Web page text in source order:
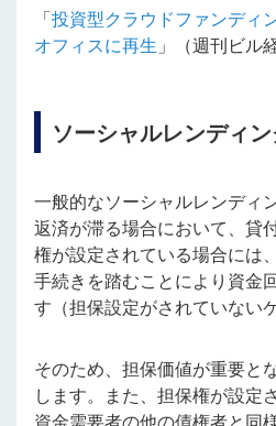
「投資型クラウドファンディ
オフィスに再生 」（週刊ビル
ソーシャルレンディ
一般的なソーシャルレンディ
返済が滞る場合において、貸
権が設定されている場合には
手続きを踏むことにより資金
す（担保設定がされていない
そのため、担保価値が重要と
します。また、担保権が設定
資金需要者の他の債権者と同